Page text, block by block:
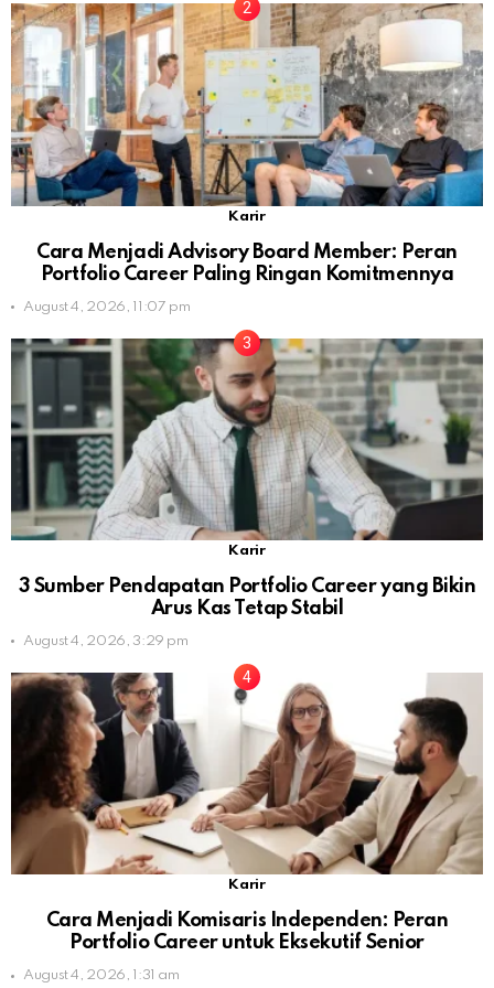
Karir
Cara Menjadi Advisory Board Member: Peran
Portfolio Career Paling Ringan Komitmennya
August 4, 2026, 11:07 pm
Karir
3 Sumber Pendapatan Portfolio Career yang Bikin
Arus Kas Tetap Stabil
August 4, 2026, 3:29 pm
Karir
Cara Menjadi Komisaris Independen: Peran
Portfolio Career untuk Eksekutif Senior
August 4, 2026, 1:31 am